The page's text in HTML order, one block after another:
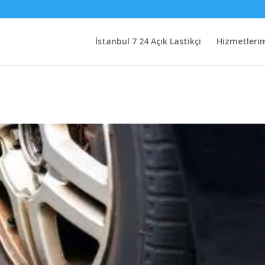
İstanbul 7 24 Açık Lastikçi